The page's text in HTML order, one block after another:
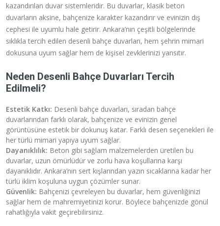
kazandırılan duvar sistemleridir. Bu duvarlar, klasik beton
duvarların aksine, bahçenize karakter kazandırır ve evinizin dış
cephesi ile uyumlu hale getirir. Ankara’nın çeşitli bölgelerinde
sıklıkla tercih edilen desenli bahçe duvarları, hem şehrin mimari
dokusuna uyum sağlar hem de kişisel zevklerinizi yansıtır.
Neden Desenli Bahçe Duvarları Tercih
Edilmeli?
Estetik Katkı: Desenli bahçe duvarları, sıradan bahçe
duvarlarından farklı olarak, bahçenize ve evinizin genel
görüntüsüne estetik bir dokunuş katar. Farklı desen seçenekleri ile
her türlü mimari yapıya uyum sağlar.
Dayanıklılık: Beton gibi sağlam malzemelerden üretilen bu
duvarlar, uzun ömürlüdür ve zorlu hava koşullarına karşı
dayanıklıdır. Ankara’nın sert kışlarından yazın sıcaklarına kadar her
türlü iklim koşuluna uygun çözümler sunar.
Güvenlik: Bahçenizi çevreleyen bu duvarlar, hem güvenliğinizi
sağlar hem de mahremiyetinizi korur. Böylece bahçenizde gönül
rahatlığıyla vakit geçirebilirsiniz.